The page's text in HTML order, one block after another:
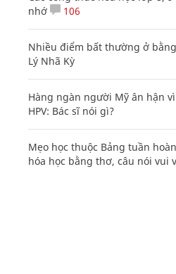
nhớ
106
Nhiều điểm bất thường ở
Lý Nhã Kỳ
Hàng ngàn người Mỹ ân hận
HPV: Bác sĩ nói gì?
Mẹo học thuộc Bảng tuần
hóa học bằng thơ, câu nói vui